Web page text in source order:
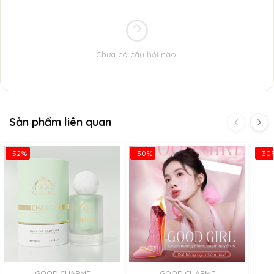
Hương cuối: Hoa diên vĩ, Cỏ hương bài
Bảo hành: 3 năm kể từ ngày mở nắp , bảo hành mùi hương
Chưa có câu hỏi nào.
Sản phẩm liên quan
-52% -30% -